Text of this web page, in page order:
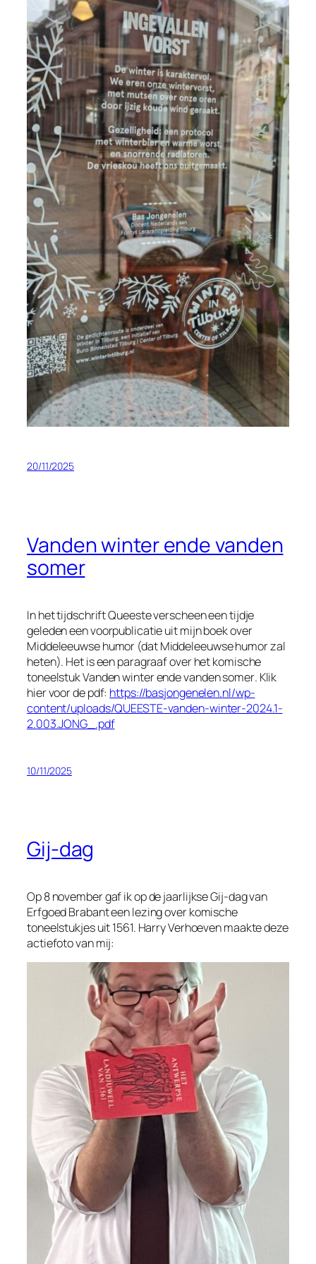
20/11/2025
Vanden winter ende vanden
somer
In het tijdschriftQueesteverscheen een tijdje
geleden een voorpublicatie uit mijn boek over
Middeleeuwse humor (datMiddeleeuwse humorzal
heten). Het is een paragraaf over het komische
toneelstukVanden winter ende vanden somer. Klik
hier voor de pdf: https://basjongenelen.nl/wp-
content/uploads/QUEESTE-vanden-winter-2024.1-
2.003.JONG_.pdf
10/11/2025
Gij-dag
Op 8 november gaf ik op de jaarlijkse Gij-dag van
Erfgoed Brabant een lezing over komische
toneelstukjes uit 1561. Harry Verhoeven maakte deze
actiefoto van mij: